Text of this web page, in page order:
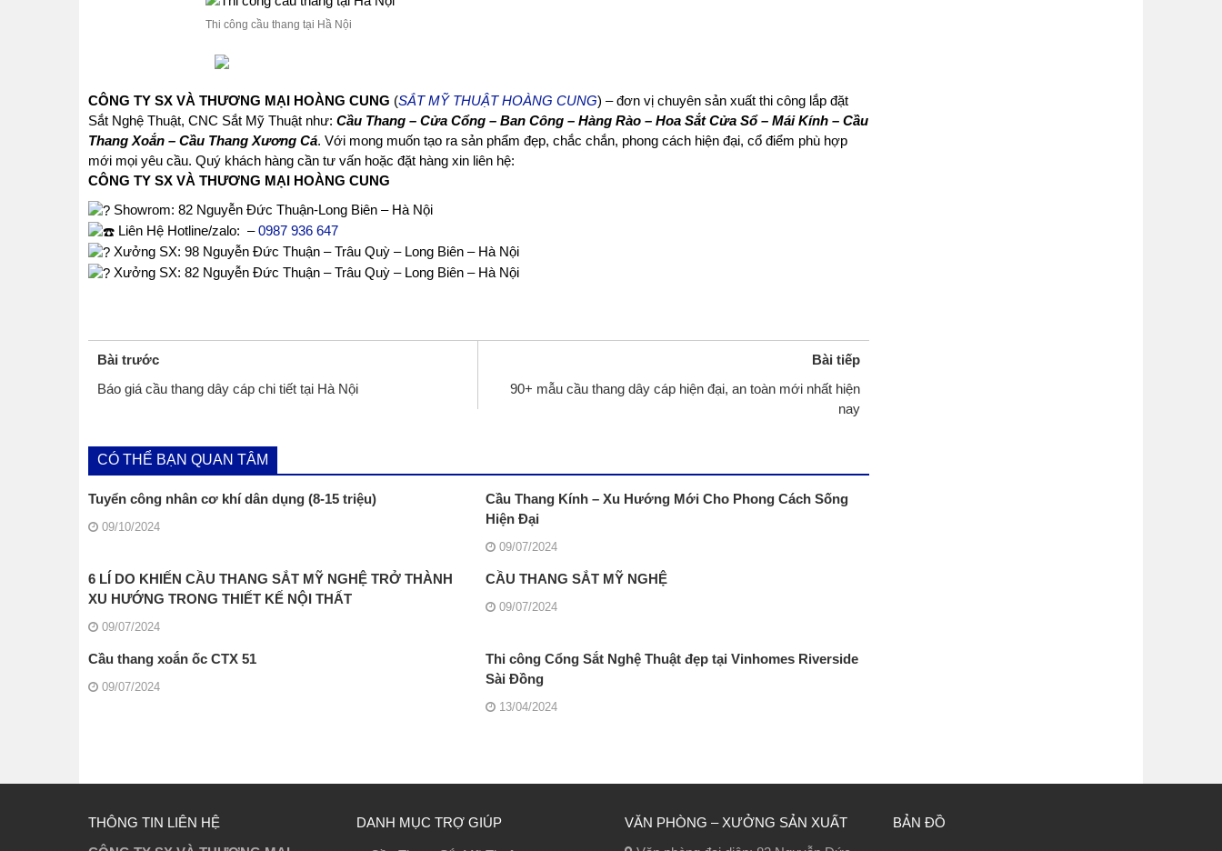
Thi công cầu thang tại Hầ Nội
CÔNG TY SX VÀ THƯƠNG MẠI HOÀNG CUNG (SẮT MỸ THUẬT HOÀNG CUNG) – đơn vị chuyên sản xuất thi công lắp đặt
Sắt Nghệ Thuật, CNC Sắt Mỹ Thuật như: Cầu Thang – Cửa Cổng – Ban Công – Hàng Rào – Hoa Sắt Cửa Sổ – Mái Kính – Cầu
Thang Xoắn – Cầu Thang Xương Cá. Với mong muốn tạo ra sản phẩm đẹp, chắc chắn, phong cách hiện đại, cổ điểm phù hợp
mới mọi yêu cầu. Quý khách hàng cần tư vấn hoặc đặt hàng xin liên hệ:
CÔNG TY SX VÀ THƯƠNG MẠI HOÀNG CUNG
Showrom: 82 Nguyễn Đức Thuận-Long Biên – Hà Nội
Liên Hệ Hotline/zalo: –0987 936 647
Xưởng SX: 98 Nguyễn Đức Thuận – Trâu Quỳ – Long Biên – Hà Nội
Xưởng SX: 82 Nguyễn Đức Thuận – Trâu Quỳ – Long Biên – Hà Nội
Bài trước
Báo giá cầu thang dây cáp chi tiết tại Hà Nội
Bài tiếp
90+ mẫu cầu thang dây cáp hiện đại, an toàn mới nhất hiện
nay
CÓ THỂ BẠN QUAN TÂM
Tuyển công nhân cơ khí dân dụng (8-15 triệu)
09/10/2024
Cầu Thang Kính – Xu Hướng Mới Cho Phong Cách Sống
Hiện Đại
09/07/2024
6 LÍ DO KHIẾN CẦU THANG SẮT MỸ NGHỆ TRỞ THÀNH
XU HƯỚNG TRONG THIẾT KẾ NỘI THẤT
09/07/2024
CẦU THANG SẮT MỸ NGHỆ
09/07/2024
Cầu thang xoắn ốc CTX 51
09/07/2024
Thi công Cổng Sắt Nghệ Thuật đẹp tại Vinhomes Riverside
Sài Đồng
13/04/2024
THÔNG TIN LIÊN HỆ
DANH MỤC TRỢ GIÚP
VĂN PHÒNG – XƯỞNG SẢN XUẤT
BẢN ĐỒ